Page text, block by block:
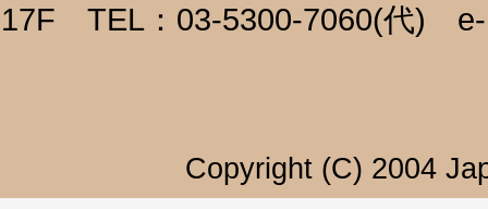
17F TEL：03-5300-7060(代) e-
Copyright (C) 2004